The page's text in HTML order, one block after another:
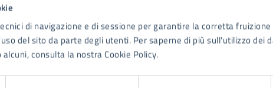
di navigazione e di sessione per garantire la corretta
del sito da parte degli utenti. Per saperne di più sull'utilizzo dei
consulta la nostra Cookie Policy.
sono chiare le informazioni su questa
Valuta 5 stelle su 5
Valuta 4 stelle su 5
Valuta 3 stelle su 5
2 stelle su 5
1 stelle su 5